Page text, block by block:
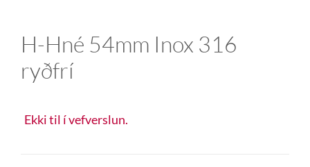
H-Hné 54mm Inox 316
ryðfrí
Ekki til í vefverslun.